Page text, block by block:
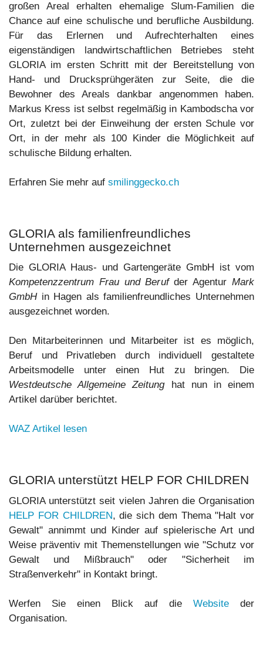
großen Areal erhalten ehemalige Slum-Familien die
Chance auf eine schulische und berufliche Ausbildung.
Für das Erlernen und Aufrechterhalten eines
eigenständigen landwirtschaftlichen Betriebes steht
GLORIA im ersten Schritt mit der Bereitstellung von
Hand- und Drucksprühgeräten zur Seite, die die
Bewohner des Areals dankbar angenommen haben.
Markus Kress ist selbst regelmäßig in Kambodscha vor
Ort, zuletzt bei der Einweihung der ersten Schule vor
Ort, in der mehr als 100 Kinder die Möglichkeit auf
schulische Bildung erhalten.
Erfahren Sie mehr auf smilinggecko.ch
GLORIA als familienfreundliches
Unternehmen ausgezeichnet
Die GLORIA Haus- und Gartengeräte GmbH ist vom
Kompetenzzentrum Frau und Berufder Agentur Mark
GmbHin Hagen als familienfreundliches Unternehmen
ausgezeichnet worden.
Den Mitarbeiterinnen und Mitarbeiter ist es möglich,
Beruf und Privatleben durch individuell gestaltete
Arbeitsmodelle unter einen Hut zu bringen. Die
Westdeutsche Allgemeine Zeitunghat nun in einem
Artikel darüber berichtet.
WAZ Artikel lesen
GLORIA unterstützt HELP FOR CHILDREN
GLORIA unterstützt seit vielen Jahren die Organisation
HELP FOR CHILDREN, die sich dem Thema "Halt vor
Gewalt" annimmt und Kinder auf spielerische Art und
Weise präventiv mit Themenstellungen wie "Schutz vor
Gewalt und Mißbrauch" oder "Sicherheit im
Straßenverkehr" in Kontakt bringt.
Werfen Sie einen Blick auf die Website der
Organisation.